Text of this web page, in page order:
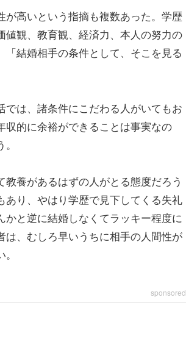
高いという指摘も複数あった。学歴
観、教育観、経済力、本人の努力の
結婚相手の条件として、そこを見る
は、諸条件にこだわる人がいてもお
的に余裕ができることは事実なの
養があるはずの人がとる態度だろう
り、やはり学歴で見下してくる失礼
と逆に結婚しなくてラッキー程度に
、むしろ早いうちに相手の人間性が
sponsored